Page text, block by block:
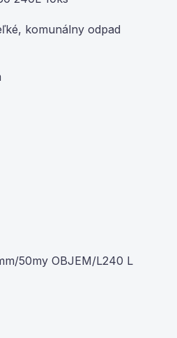
komunálny odpad
50my OBJEM/L240 L